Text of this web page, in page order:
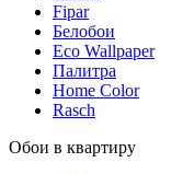
Fipar
Белобои
Eco Wallpaper
Палитра
Home Color
Rasch
Обои в квартиру